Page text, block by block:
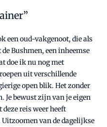
een oud-vakgenoot, die als
Bushmen, een inheemse
doe ik nu nog met
uit verschillende
open blik. Het zonder
Je bewust zijn van je eigen
reis weer heeft
van de dagelijkse